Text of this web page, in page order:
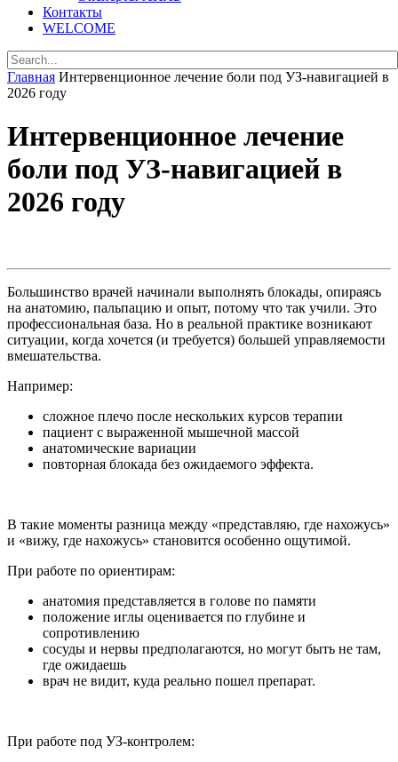
Контакты
WELCOME
Главная Интервенционное лечение боли под УЗ-навигацией в
2026 году
Интервенционное лечение
боли под УЗ-навигацией в
2026 году
Большинство врачей начинали выполнять блокады, опираясь
на анатомию, пальпацию и опыт, потому что так учили. Это
профессиональная база. Но в реальной практике возникают
ситуации, когда хочется (и требуется) большей управляемости
вмешательства.
Например:
сложное плечо после нескольких курсов терапии
пациент с выраженной мышечной массой
анатомические вариации
повторная блокада без ожидаемого эффекта.
В такие моменты разница между «представляю, где нахожусь»
и «вижу, где нахожусь» становится особенно ощутимой.
При работе по ориентирам:
анатомия представляется в голове по памяти
положение иглы оценивается по глубине и
сопротивлению
сосуды и нервы предполагаются, но могут быть не там,
где ожидаешь
врач не видит, куда реально пошел препарат.
При работе под УЗ-контролем: